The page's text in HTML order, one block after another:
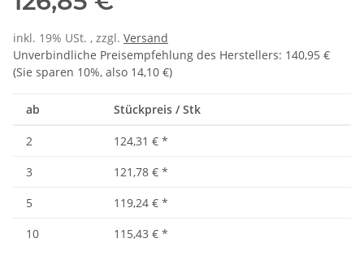
inkl. 19% USt. , zzgl. Versand
Unverbindliche Preisempfehlung des Herstellers: 140,95 €
(Sie sparen 10%, also 14,10 €)
ab Stückpreis / Stk
2 124,31 € *
3
121,78 € *
5
119,24 € *
10
115,43 € *